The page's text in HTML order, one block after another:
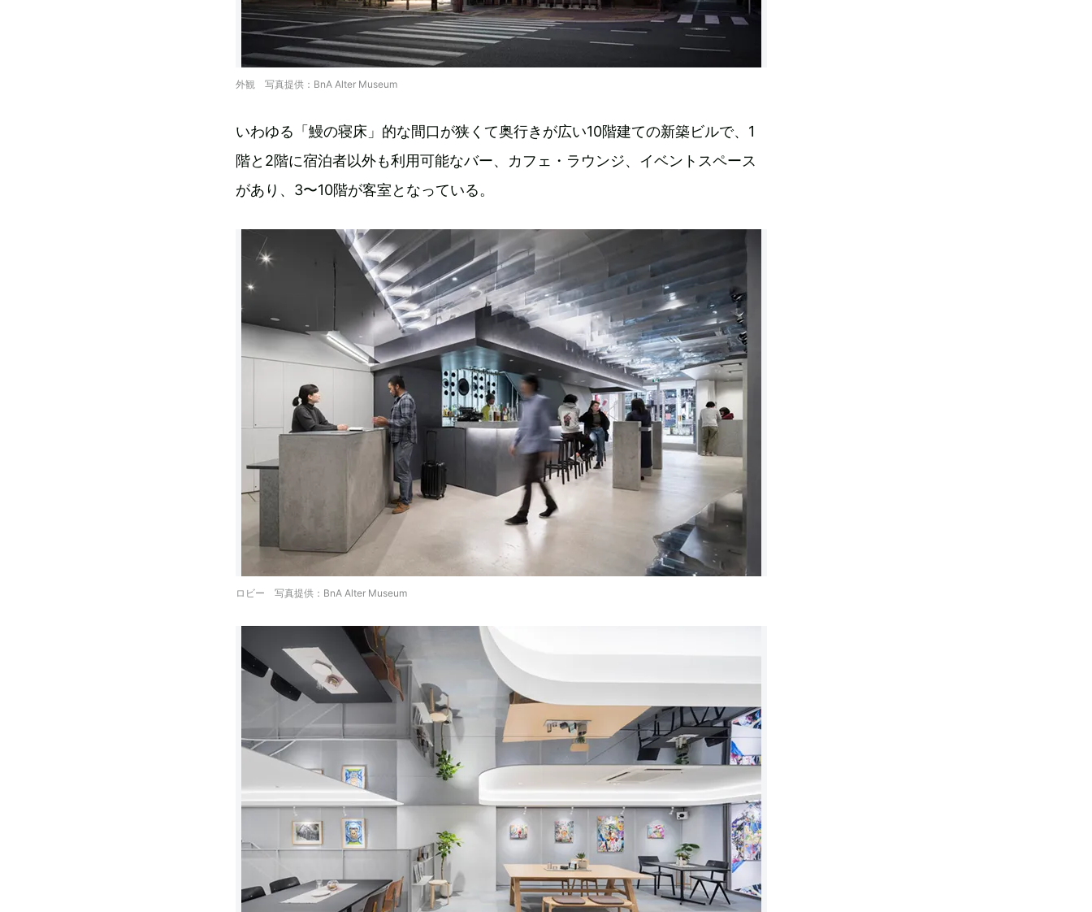
外観 写真提供：BnA Alter Museum
いわゆる「鰻の寝床」的な間口が狭くて奥行きが広い10階建ての新築ビルで、1
階と2階に宿泊者以外も利用可能なバー、カフェ・ラウンジ、イベントスペース
があり、3〜10階が客室となっている。
ロビー 写真提供：BnA Alter Museum